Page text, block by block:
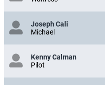
Joseph Cali
Michael
Kenny Calman
Pilot